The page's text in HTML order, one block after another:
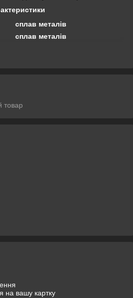
сплав металів
сплав металів
товар
на вашу картку